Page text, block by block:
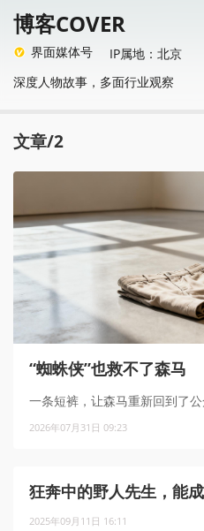
博客COVER
界面媒体号
IP属地：北京
深度人物故事，多面行业观察
文章/2
“蜘蛛侠”也救不了森马
一条短裤，让森马重新回到了公
2026年07月31日 09:23
狂奔中的野人先生，能
2025年09月11日 16:11